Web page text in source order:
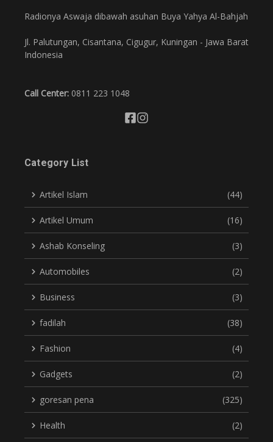
Radionya Aswaja dibawah asuhan Buya Yahya Al-Bahjah
Jl. Palutungan, Cisantana, Cigugur, Kuningan - Jawa Barat
Indonesia
Call Center: 0811 223 1048
Category List
Artikel Islam (44)
Artikel Umum (16)
Ashab Konseling (3)
Automobiles (2)
Business (3)
fadilah (38)
Fashion (4)
Gadgets (2)
goresan pena (325)
Health (2)